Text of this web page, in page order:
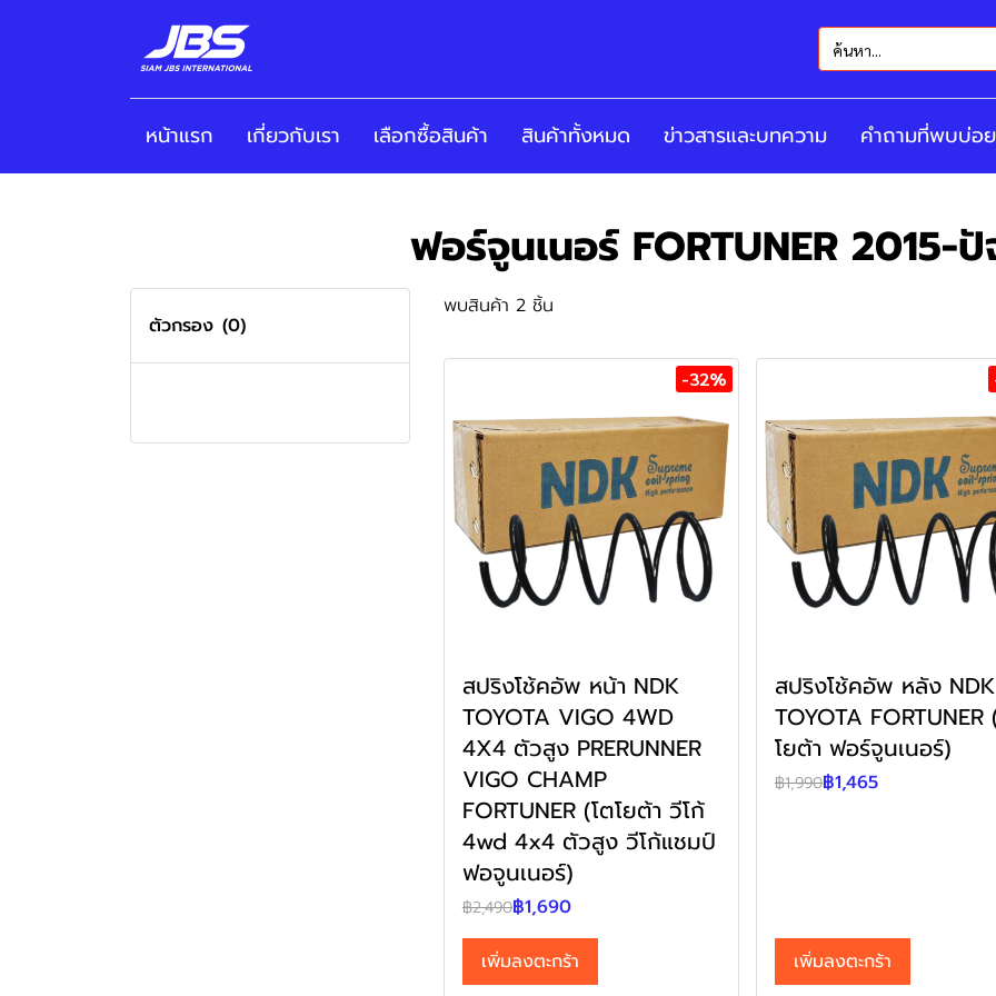
หน้าแรก เกี่ยวกับเรา เลือกซื้อสินค้า สินค้าทั้งหมด ข่าวสารและบทความ คำถามที่พบบ่อย
ฟอร์จูนเนอร์ FORTUNER 2015-
ตัวกรอง (0)
พบสินค้า 2 ชิ้น
-32%
สปริงโช้คอัพ หน้า NDK
TOYOTA VIGO 4WD
4X4 ตัวสูง PRERUNNER
VIGO CHAMP
FORTUNER (โตโยต้า วีโก้
4wd 4x4 ตัวสูง วีโก้แชมป์
ฟอจูนเนอร์)
฿2,490฿1,690
เพิ่มลงตะกร้า
สปริงโช้คอัพ หลัง NDK
TOYOTA FORTUNER
โยต้า ฟอร์จูนเนอร์)
฿1,990฿1,465
เพิ่มลงตะกร้า